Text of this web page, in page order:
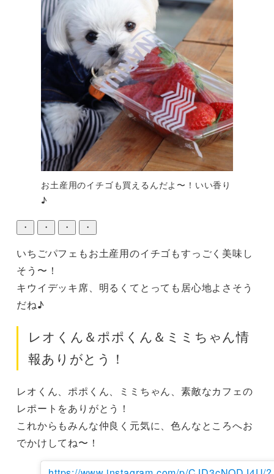
お土産用のイチゴも買えるんだよ〜！いい香り
♪
・ ・ ・ ・
いちごパフェもお土産用のイチゴもすっごく美味し
そう〜！
キウイデッキ席、明るくてとっても居心地よさそう
だね♪
レオくん＆ポポくん＆ミミちゃん情
報ありがとう！
レオくん、ポポくん、ミミちゃん、素敵なカフェの
レポートをありがとう！
これからもみんな仲良く元気に、色んなところへお
でかけしてね〜！